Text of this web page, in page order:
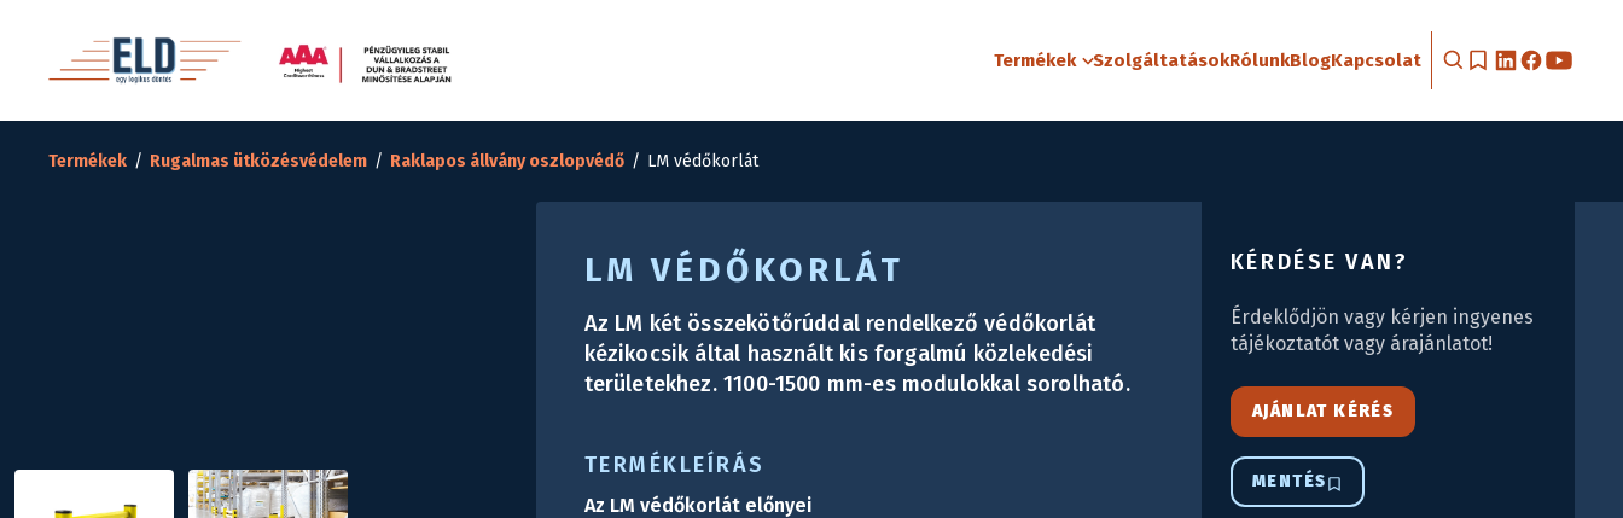
Termékek SzolgáltatásokRólunkBlogKapcsolat
Termékek / Rugalmas ütközésvédelem / Raklapos állvány oszlopvédő / LM védőkorlát
LM VÉDŐKORLÁT
Az LM két összekötőrúddal rendelkező védőkorlát
kézikocsik által használt kis forgalmú közlekedési
területekhez. 1100-1500 mm-es modulokkal sorolható.
TERMÉKLEÍRÁS
Az LM védőkorlát előnyei
KÉRDÉSE VAN?
Érdeklődjön vagy kérjen ingyenes
tájékoztatót vagy árajánlatot!
AJÁNLAT KÉRÉS
MENTÉS